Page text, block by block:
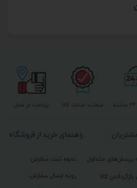
پرداخت در محل ضمانت اصالت کالا
راهنمای خرید از فروشگاه
نحوه ثبت سفارش
رویه ارسال سفارش
پرسش‌های متداول
کالا